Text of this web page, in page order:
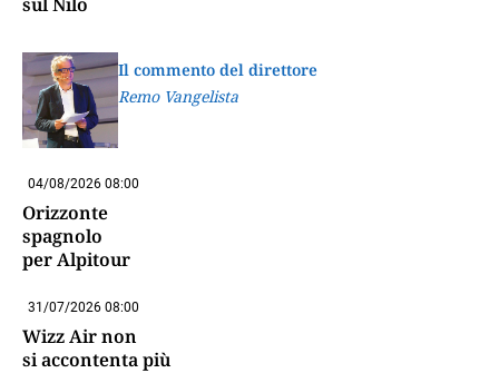
Il commento del direttore
Remo Vangelista
04/08/2026 08:00
Orizzonte
spagnolo
per Alpitour
31/07/2026 08:00
Wizz Air non
si accontenta più